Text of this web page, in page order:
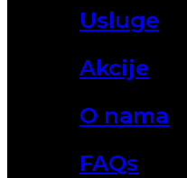
Usluge
Akcije
O nama
FAQs